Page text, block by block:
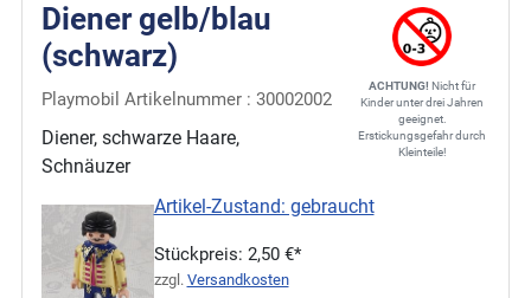
Diener gelb/blau
(schwarz)
Playmobil Artikelnummer : 30002002
Diener, schwarze Haare,
Schnäuzer
ACHTUNG! Nicht für
Kinder unter drei Jahren
geeignet.
Erstickungsgefahr durch
Kleinteile!
Artikel-Zustand: gebraucht
Stückpreis: 2,50 €*
zzgl. Versandkosten